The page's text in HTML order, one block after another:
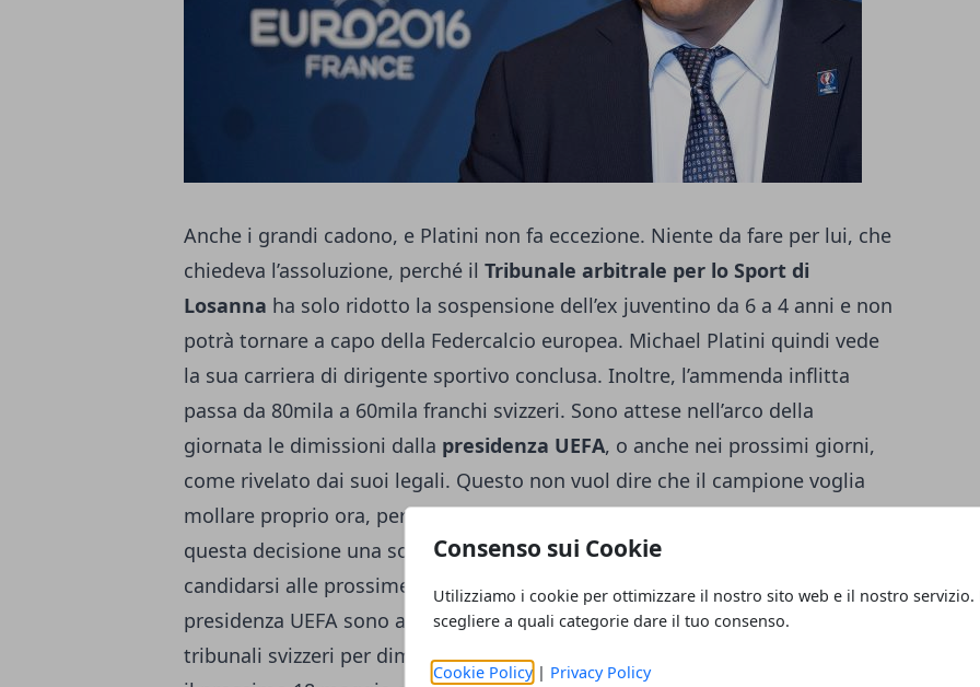
Consenso sui Cookie
Utilizziamo i cookie per ottimizzare il nostro sito web e il nostro servizio.
scegliere a quali categorie dare il tuo consenso.
Cookie Policy| Privacy Policy
Anche i grandi cadono, e Platini non fa eccezione. Niente da fare per lui, che
chiedeva l’assoluzione, perché il Tribunale arbitrale per lo Sport di
Losanna ha solo ridotto la sospensione dell’ex juventino da 6 a 4 anni e non
potrà tornare a capo della Federcalcio europea. Michael Platini quindi vede
la sua carriera di dirigente sportivo conclusa. Inoltre, l’ammenda inflitta
passa da 80mila a 60mila franchi svizzeri. Sono attese nell’arco della
giornata le dimissioni dalla presidenza UEFA, o anche nei prossimi giorni,
come rivelato dai suoi legali. Questo non vuol dire che il campione voglia
mollare proprio ora, perché annuncia ancora battaglia, in quanto considera
questa decisione una sorta di ingiustizia in quanto gli impedirà di
candidarsi alle prossime elezioni per la
presidenza FIFA.
Le dimissioni dalla
presidenza UEFA sono allo scopo di continuare ad andare davanti ai
tribunali svizzeri per dimostrare di essere onesto. A